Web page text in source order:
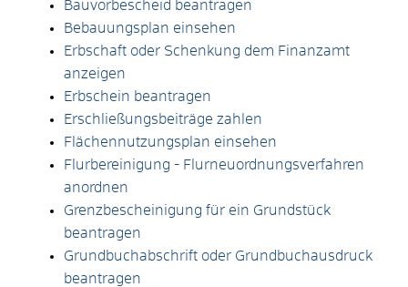
Bauvorbescheid beantragen
Bebauungsplan einsehen
Erbschaft oder Schenkung dem Finanzamt
anzeigen
Erbschein beantragen
Erschließungsbeiträge zahlen
Flächennutzungsplan einsehen
Flurbereinigung - Flurneuordnungsverfahren
anordnen
Grenzbescheinigung für ein Grundstück
beantragen
Grundbuchabschrift oder Grundbuchausdruck
beantragen